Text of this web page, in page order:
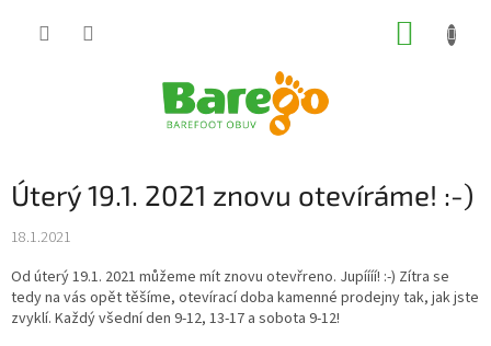
Úterý 19.1. 2021 znovu otevíráme! :-)
18.1.2021
Od úterý 19.1. 2021 můžeme mít znovu otevřreno. Jupíííí! :-) Zítra se
tedy na vás opět těšíme, otevírací doba kamenné prodejny tak, jak jste
zvyklí. Každý všední den 9-12, 13-17 a sobota 9-12!